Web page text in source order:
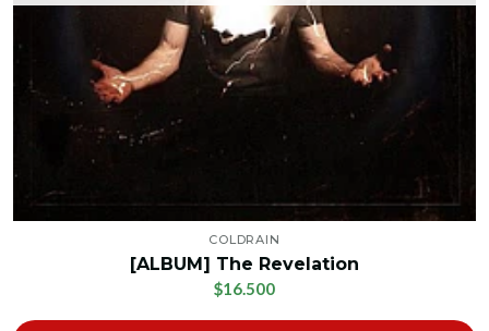
COLDRAIN
[ALBUM] The Revelation
$16.500